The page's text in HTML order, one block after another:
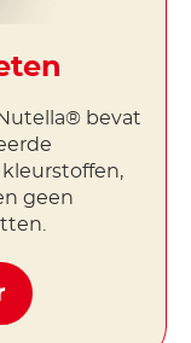
bevat
geen